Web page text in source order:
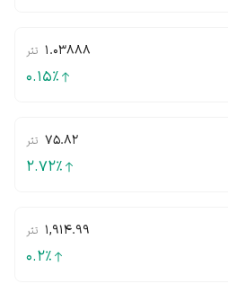
1.03888 تتر
٪0.15
75.82 تتر
٪2.72
1,914.99 تتر
٪0.2